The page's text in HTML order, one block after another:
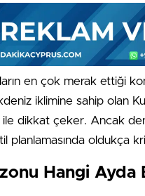
en çok merak ettiği
iklimine sahip olan
dikkat çeker. Ancak
planlamasında oldukça
Hangi